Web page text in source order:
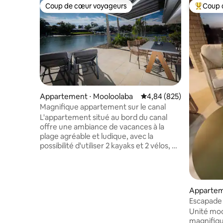
Coup de cœur voyageurs
Coup de cœur voyageurs
Appartement ⋅ Mooloolaba Évaluation moyenne
4,84 (825)
Magnifique appartement sur le canal
L'appartement situé au bord du canal
offre une ambiance de vacances à la
plage agréable et ludique, avec la
possibilité d'utiliser 2 kayaks et 2 vélos, et
Coups
Coup
Unité